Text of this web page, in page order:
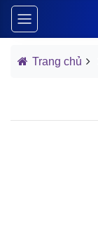
Trang chủ